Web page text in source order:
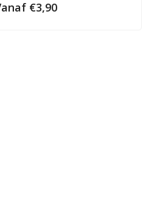
€3,90